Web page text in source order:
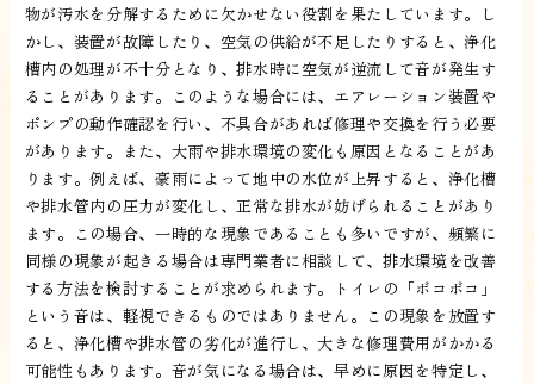
物が汚水を分解するために欠かせない役割を果たしています。し
かし、装置が故障したり、空気の供給が不足したりすると、浄化
槽内の処理が不十分となり、排水時に空気が逆流して音が発生す
ることがあります。このような場合には、エアレーション装置や
ポンプの動作確認を行い、不具合があれば修理や交換を行う必要
があります。また、大雨や排水環境の変化も原因となることがあ
ります。例えば、豪雨によって地中の水位が上昇すると、浄化槽
や排水管内の圧力が変化し、正常な排水が妨げられることがあり
ます。この場合、一時的な現象であることも多いですが、頻繁に
同様の現象が起きる場合は専門業者に相談して、排水環境を改善
する方法を検討することが求められます。トイレの「ボコボコ」
という音は、軽視できるものではありません。この現象を放置す
ると、浄化槽や排水管の劣化が進行し、大きな修理費用がかかる
可能性もあります。音が気になる場合は、早めに原因を特定し、